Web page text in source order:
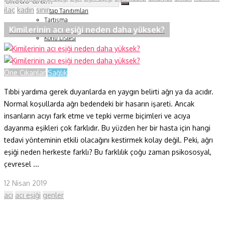
Soru ve Yanıt
Kitap Tanıtımları
Tartışma
Duyuru ve Etkinlikler
Konu Listesi
ilaç kadın sınır
Kimilerinin acı eşiği neden daha yüksek?
Öne Çıkanlar Sağlık
Tıbbi yardıma gerek duyanlarda en yaygın belirti ağrı ya da acıdır.
Normal koşullarda ağrı bedendeki bir hasarın işareti. Ancak
insanların acıyı fark etme ve tepki verme biçimleri ve acıya
dayanma eşikleri çok farklıdır. Bu yüzden her bir hasta için hangi
tedavi yönteminin etkili olacağını kestirmek kolay değil. Peki, ağrı
eşiği neden herkeste farklı? Bu farklılık çoğu zaman psikososyal,
çevresel ...
12 Nisan 2019
acı acı eşiği genler